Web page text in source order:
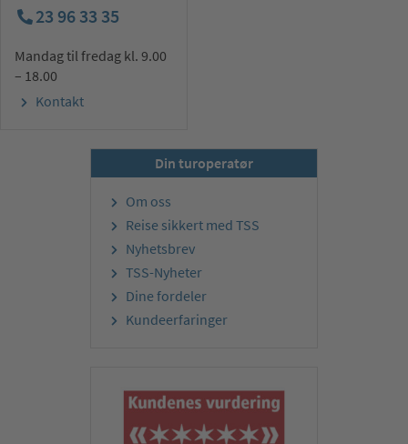
23 96 33 35
Mandag til fredag kl. 9.00
– 18.00
Kontakt
Din turoperatør
Om oss
Reise sikkert med TSS
Nyhetsbrev
TSS-Nyheter
Dine fordeler
Kundeerfaringer